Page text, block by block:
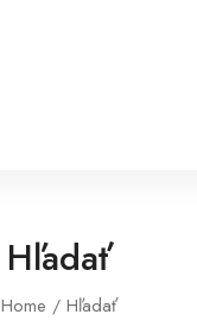
Hľadať
Home Hľadať